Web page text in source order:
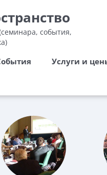
события,
Услуги и